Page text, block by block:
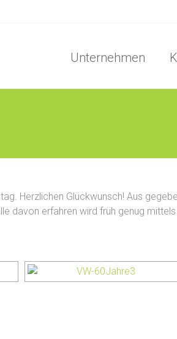
Unternehmen
Herzlichen Glückwunsch! Aus
davon erfahren wird früh genug